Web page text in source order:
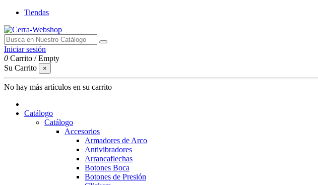
Tiendas
Iniciar sesión
0 Carrito /Empty
Su Carrito
×
No hay más artículos en su carrito
Catálogo
Catálogo
Accesorios
Armadores de Arco
Antivibradores
Arrancaflechas
Botones Boca
Botones de Presión